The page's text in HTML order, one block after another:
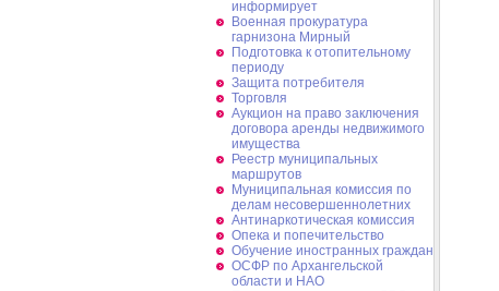
информирует
Военная прокуратура
гарнизона Мирный
Подготовка к отопительному
периоду
Защита потребителя
Торговля
Аукцион на право заключения
договора аренды недвижимого
имущества
Реестр муниципальных
маршрутов
Муниципальная комиссия по
делам несовершеннолетних
Антинаркотическая комиссия
Опека и попечительство
Обучение иностранных граждан
ОСФР по Архангельской
области и НАО